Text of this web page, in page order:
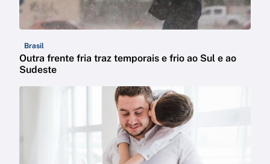
Brasil
Outra frente fria traz temporais e frio ao Sul e ao
Sudeste